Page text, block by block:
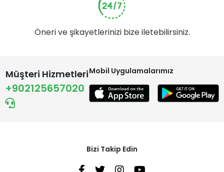
Öneri ve şikayetlerinizi bize iletebilirsiniz.
Müşteri Hizmetleri
+902125657020
Mobil Uygulamalarımız
Bizi Takip Edin